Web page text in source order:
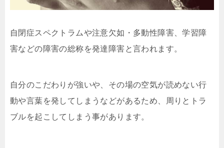
自閉症スペクトラムや注意欠如・多動性障害、学習障
害などの障害の総称を発達障害と言われます。
自分のこだわりが強いや、その場の空気が読めない行
動や言葉を発してしまうなどがあるため、周りとトラ
ブルを起こしてしまう事があります。